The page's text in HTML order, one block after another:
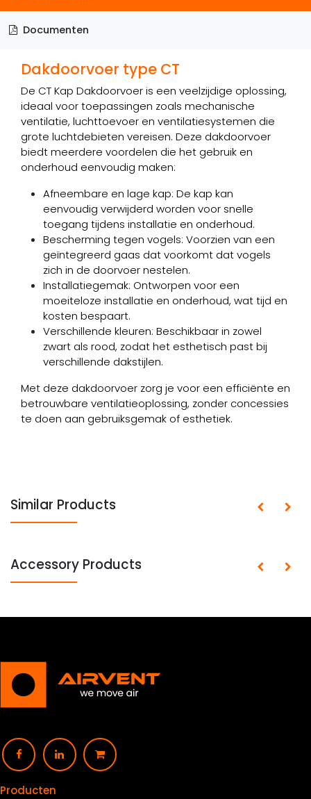
Documenten
Dakdoorvoer type CT
De CT Kap Dakdoorvoer is een veelzijdige oplossing,
ideaal voor toepassingen zoals mechanische
ventilatie, luchttoevoer en ventilatiesystemen die
grote luchtdebieten vereisen. Deze dakdoorvoer
biedt meerdere voordelen die het gebruik en
onderhoud eenvoudig maken:
Afneembare en lage kap: De kap kan
eenvoudig verwijderd worden voor snelle
toegang tijdens installatie en onderhoud.
Bescherming tegen vogels: Voorzien van een
geïntegreerd gaas dat voorkomt dat vogels
zich in de doorvoer nestelen.
Installatiegemak: Ontworpen voor een
moeiteloze installatie en onderhoud, wat tijd en
kosten bespaart.
Verschillende kleuren: Beschikbaar in zowel
zwart als rood, zodat het esthetisch past bij
verschillende dakstijlen.
Met deze dakdoorvoer zorg je voor een efficiënte en
betrouwbare ventilatieoplossing, zonder concessies
te doen aan gebruiksgemak of esthetiek.
Similar Products
Accessory Products
Producten